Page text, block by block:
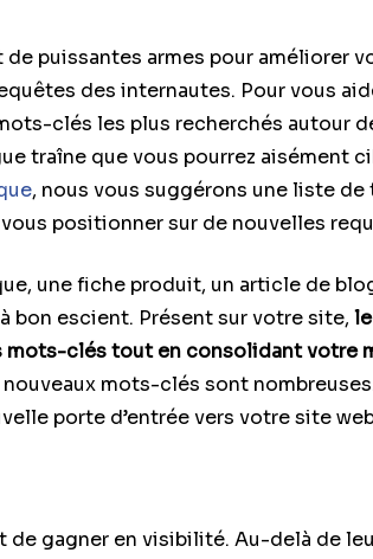
puissantes armes pour améliorer
des internautes. Pour vous
clés les plus recherchés autour
traîne que vous pourrez aisément
, nous vous suggérons une liste
positionner sur de nouvelles
une fiche produit, un article de
bon escient. Présent sur votre site,
clés tout en consolidant votre
mots-clés sont
porte d’entrée vers votre site
gagner en visibilité. Au-delà de